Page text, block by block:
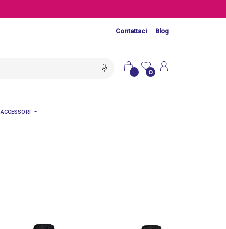
Contattaci Blog
0
ACCESSORI